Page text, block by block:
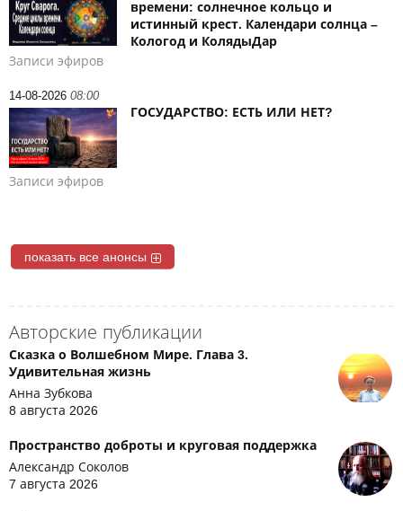
времени: солнечное кольцо и
истинный крест. Календари солнца –
Кологод и КолядыДар
Записи эфиров
14-08-2026 08:00
ГОСУДАРСТВО: ЕСТЬ ИЛИ НЕТ?
Записи эфиров
показать все анонсы
Авторские публикации
Сказка о Волшебном Мире. Глава 3.
Удивительная жизнь
Анна Зубкова
8 августа 2026
Пространство доброты и круговая поддержка
Александр Соколов
7 августа 2026